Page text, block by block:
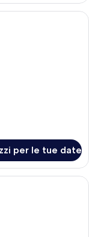
d'albergo con due letti,
per le tue date
d'albergo con un letto,